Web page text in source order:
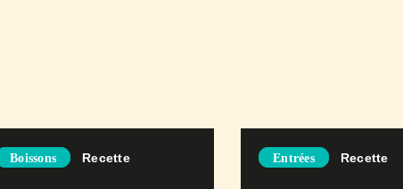
Boissons Recette Entrées Recette